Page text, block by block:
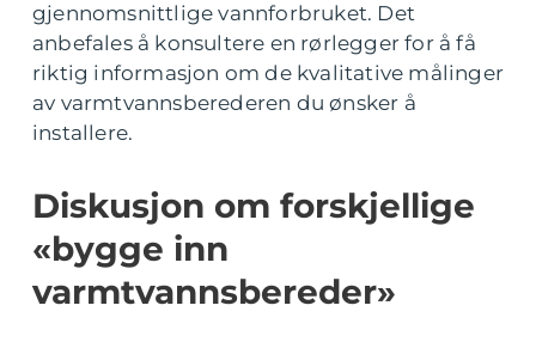
gjennomsnittlige vannforbruket. Det
anbefales å konsultere en rørlegger for å få
riktig informasjon om de kvalitative målinger
av varmtvannsberederen du ønsker å
installere.
Diskusjon om forskjellige
«bygge inn
varmtvannsbereder»